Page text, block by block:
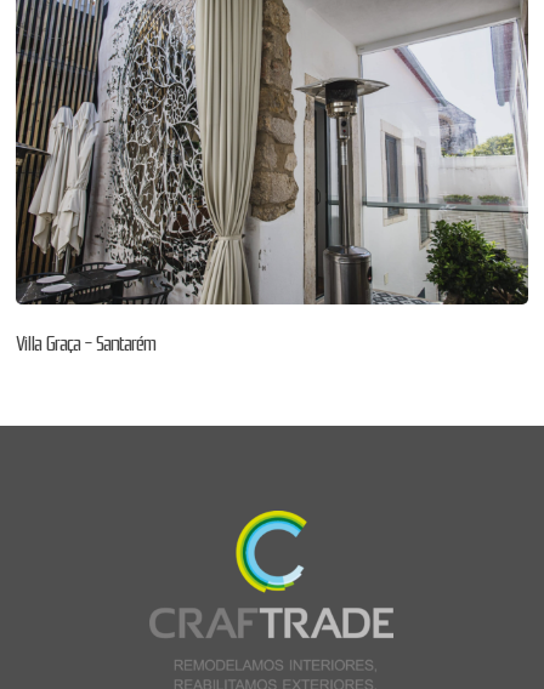
Villa Graça – Santarém